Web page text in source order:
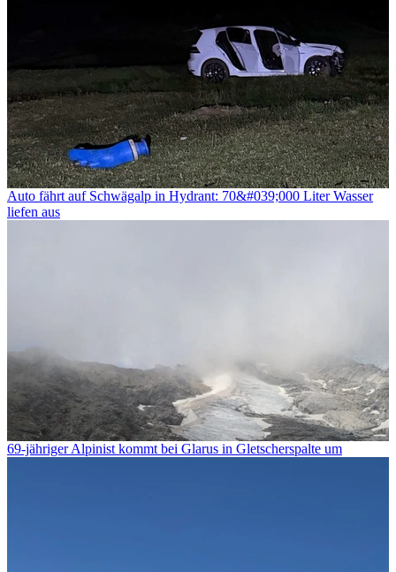
Auto fährt auf Schwägalp in Hydrant: 70&#039;000 Liter Wasser
liefen aus
69-jähriger Alpinist kommt bei Glarus in Gletscherspalte um